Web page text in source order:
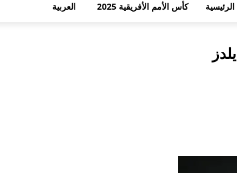
الرئيسية كأس الأمم الأفريقية 2025 العربية